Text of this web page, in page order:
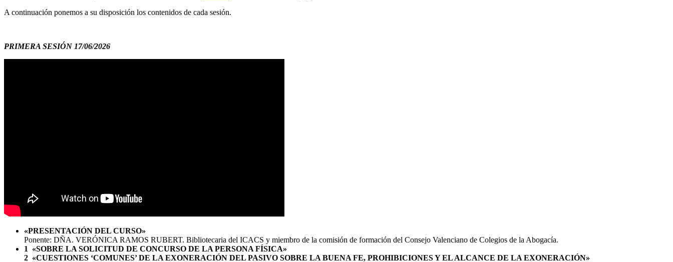
A continuación ponemos a su disposición los contenidos de cada sesión.
PRIMERA SESIÓN 17/06/2026
«PRESENTACIÓN DEL CURSO»
Ponente: DÑA. VERÓNICA RAMOS RUBERT. Bibliotecaria del ICACS y miembro de la comisión de formación del Consejo Valenciano de Colegios de la Abogacía.
1 «SOBRE LA SOLICITUD DE CONCURSO DE LA PERSONA FÍSICA»
2 «CUESTIONES ‘COMUNES’ DE LA EXONERACIÓN DEL PASIVO SOBRE LA BUENA FE, PROHIBICIONES Y EL ALCANCE DE LA EXONERACIÓN»